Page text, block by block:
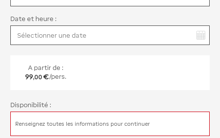
Date et heure :
A partir de :
99,00 €/pers.
Disponibilité :
Renseignez toutes les informations pour continuer